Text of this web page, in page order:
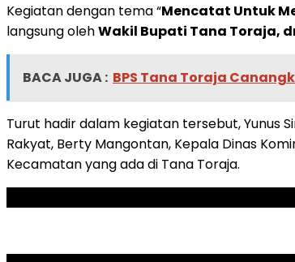
Kegiatan dengan tema “Mencatat Untuk
langsung olehWakil Bupati Tana Toraja,
BACA JUGA : BPS Tana Toraja
Turut hadir dalam kegiatan tersebut, Yunus
Rakyat, Berty Mangontan, Kepala Dinas
Kecamatan yang ada di Tana Toraja.